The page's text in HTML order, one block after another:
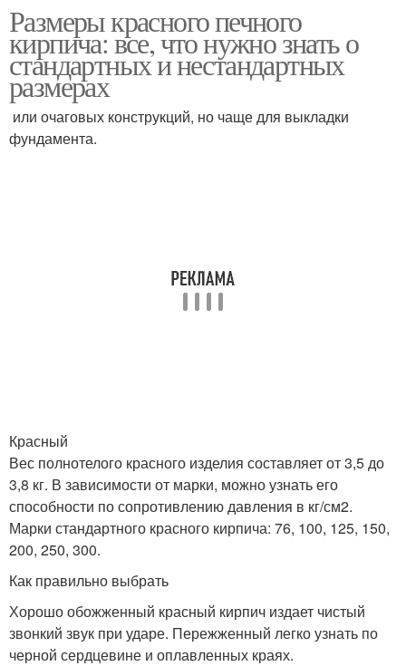
Размеры красного печного
кирпича: все, что нужно знать о
стандартных и нестандартных
размерах
или очаговых конструкций, но чаще для выкладки
фундамента.
Красный
Вес полнотелого красного изделия составляет от 3,5 до
3,8 кг. В зависимости от марки, можно узнать его
способности по сопротивлению давления в кг/см2.
Марки стандартного красного кирпича: 76, 100, 125, 150,
200, 250, 300.
Как правильно выбрать
Хорошо обожженный красный кирпич издает чистый
звонкий звук при ударе. Пережженный легко узнать по
черной сердцевине и оплавленных краях.